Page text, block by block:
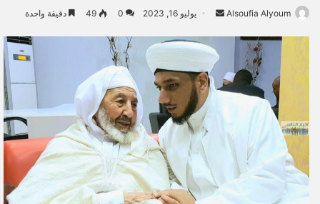
Alsoufia Alyoum
س
ل
ب
ل
يوليو 16, 2023 0
49 دقيقة واحدة